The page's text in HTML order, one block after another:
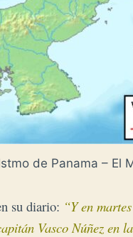
de Panama – El
su diario: “Y en
Vasco Núñez en